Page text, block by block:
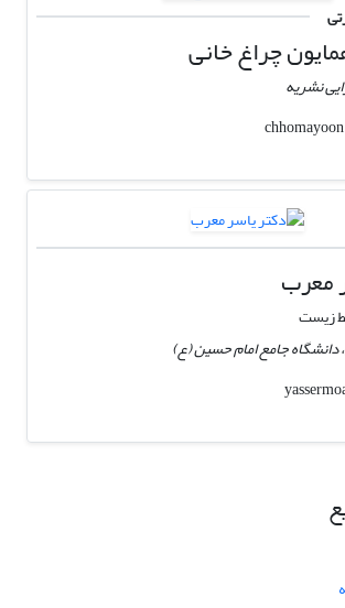
چراغ خانی
نشریه
معرب
زیست
جامع امام حسین (ع)